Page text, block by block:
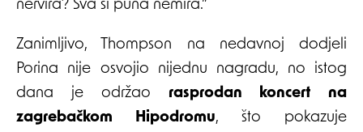
nervira? Sva si puna nemira.”
Zanimljivo, Thompson na nedavnoj dodjeli
Porina nije osvojio nijednu nagradu, no istog
dana je održao rasprodan koncert na
zagrebačkom Hipodromu, što pokazuje